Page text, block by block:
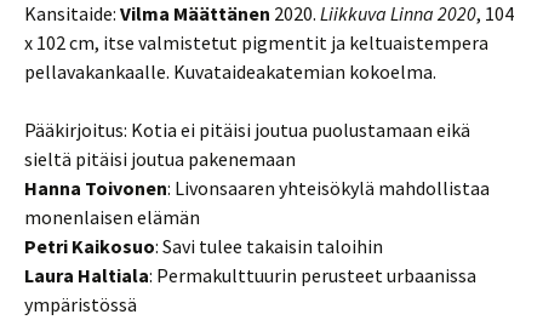
Kansitaide: Vilma Määttänen 2020. Liikkuva Linna 2020, 104
x 102 cm, itse valmistetut pigmentit ja keltuaistempera
pellavakankaalle. Kuvataideakatemian kokoelma.
Pääkirjoitus: Kotia ei pitäisi joutua puolustamaan eikä
sieltä pitäisi joutua pakenemaan
Hanna Toivonen: Livonsaaren yhteisökylä mahdollistaa
monenlaisen elämän
Petri Kaikosuo: Savi tulee takaisin taloihin
Laura Haltiala: Permakulttuurin perusteet urbaanissa
ympäristössä